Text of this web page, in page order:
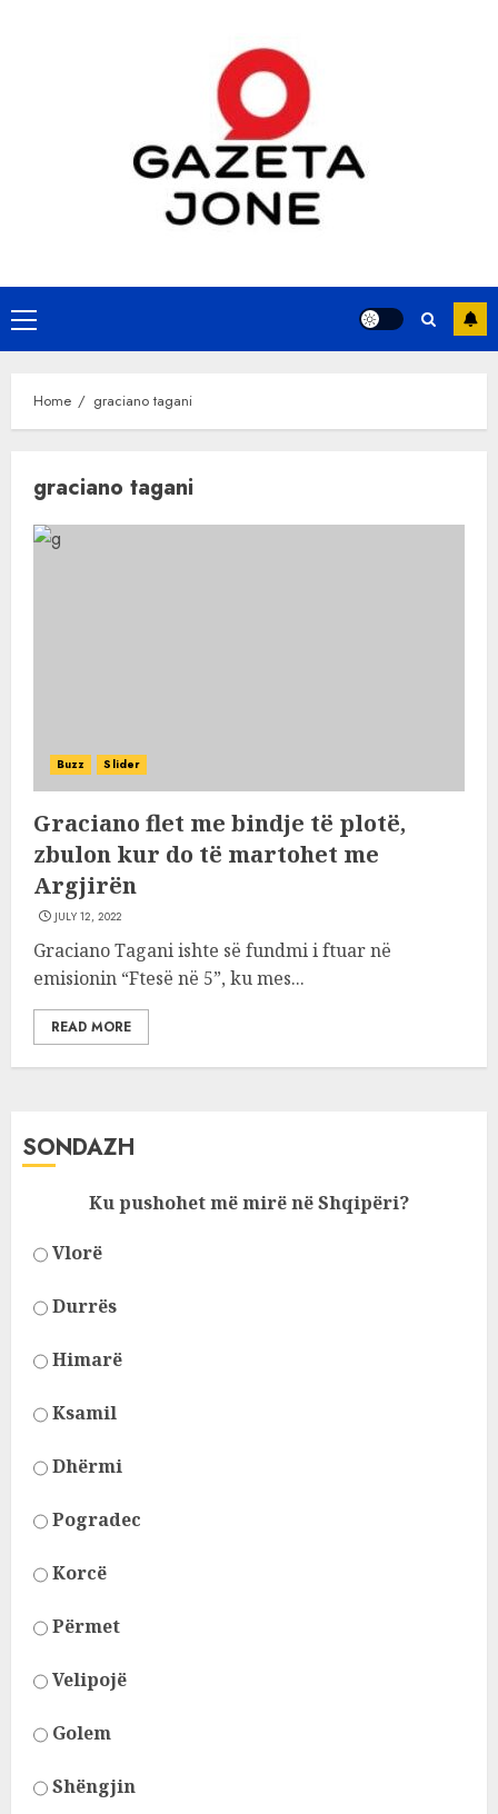
Primary
Menu
Home graciano tagani
graciano tagani
Buzz Slider
Graciano flet me bindje të plotë,
zbulon kur do të martohet me
Argjirën
JULY 12, 2022
Graciano Tagani ishte së fundmi i ftuar në
emisionin “Ftesë në 5”, ku mes...
READ MORE
SONDAZH
Ku pushohet më mirë në Shqipëri?
Vlorë
Durrës
Himarë
Ksamil
Dhërmi
Pogradec
Korcë
Përmet
Velipojë
Golem
Shëngjin